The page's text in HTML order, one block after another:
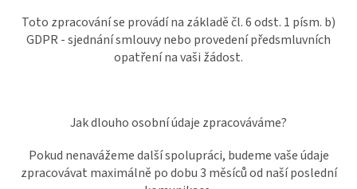
Toto zpracování se provádí na základě čl. 6 odst. 1 písm. b)
GDPR - sjednání smlouvy nebo provedení předsmluvních
opatření na vaši žádost.
Jak dlouho osobní údaje zpracováváme?
Pokud nenavážeme další spolupráci, budeme vaše údaje
zpracovávat maximálně po dobu 3 měsíců od naší poslední